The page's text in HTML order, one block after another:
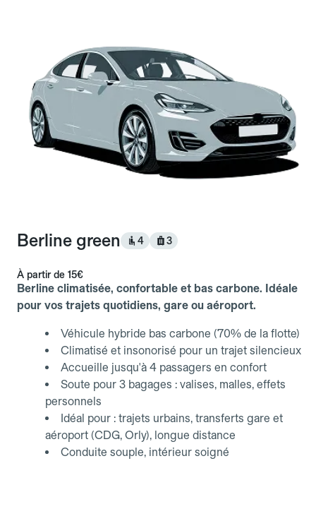
Berline green 4 3
À partir de 15€
Berline climatisée, confortable et bas carbone. Idéale
pour vos trajets quotidiens, gare ou aéroport.
Véhicule hybride bas carbone (70% de la flotte)
Climatisé et insonorisé pour un trajet silencieux
Accueille jusqu'à 4 passagers en confort
Soute pour 3 bagages : valises, malles, effets
personnels
Idéal pour : trajets urbains, transferts gare et
aéroport (CDG, Orly), longue distance
Conduite souple, intérieur soigné